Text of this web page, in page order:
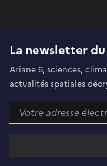
La newsletter
Ariane 6, sciences,
actualités spatiales